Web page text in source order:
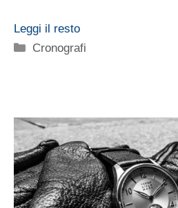
Leggi il resto
Categorie
Cronografi